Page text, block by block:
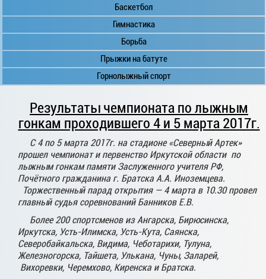
Баскетбол
Гимнастика
Борьба
Прыжки на батуте
Горнолыжный спорт
Результаты чемпионата по лыжным
гонкам проходившего 4 и 5 марта 2017г.
С 4 по 5 марта 2017г. на стадионе «Северный Артек»
прошел чемпионат и первенство Иркутской области по
лыжным гонкам памяти Заслуженного учителя РФ,
Почётного гражданина г. Братска А.А. Иноземцева.
Торжественный парад открытия — 4 марта в 10.30 провел
главный судья соревнований Банников Е.В.
Более 200 спортсменов из Ангарска, Бирюсинска,
Иркутска, Усть-Илимска, Усть-Кута, Саянска,
Северобайкальска, Видима, Чеботарихи, Тулуна,
Железногорска, Тайшета, Улькана, Чуны, Заларей,
Вихоревки, Черемхово, Киренска и Братска.